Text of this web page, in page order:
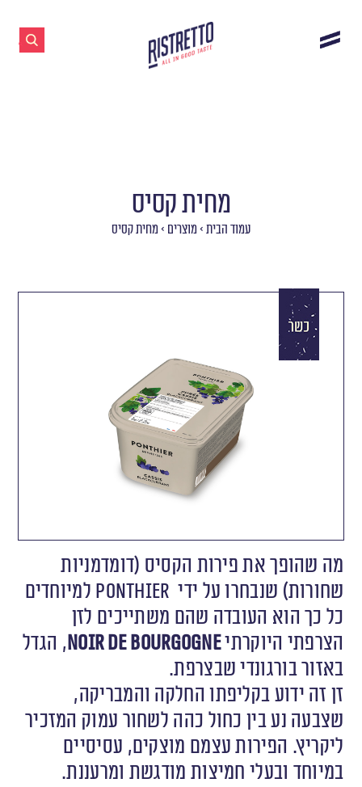
מחית קסיס
עמוד הבית >מוצרים >מחית קסיס
מה שהופך את פירות הקסיס (דומדמניות
שחורות) שנבחרו על ידי Ponthier למיוחדים
כל כך הוא העובדה שהם משתייכים לזן
הצרפתי היוקרתיNoir de Bourgogne, הגדל
באזור בורגונדי שבצרפת.
זן זה ידוע בקליפתו החלקה והמבריקה,
שצבעה נע בין כחול כהה לשחור עמוק המזכיר
ליקריץ. הפירות עצמם מוצקים, עסיסיים
במיוחד ובעלי חמיצות מודגשת ומרעננת.